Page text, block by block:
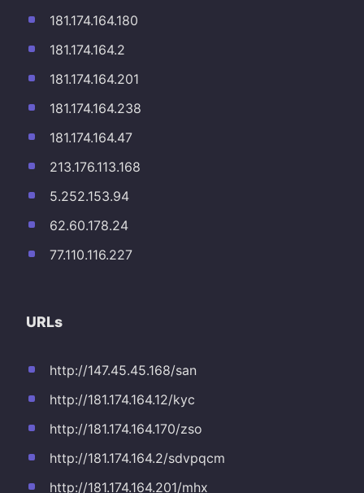
181.174.164.180
181.174.164.2
181.174.164.201
181.174.164.238
181.174.164.47
213.176.113.168
5.252.153.94
62.60.178.24
77.110.116.227
URLs
http://147.45.45.168/san
http://181.174.164.12/kyc
http://181.174.164.170/zso
http://181.174.164.2/sdvpqcm
http://181.174.164.201/mhx